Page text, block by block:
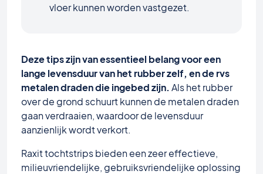
vloer kunnen worden vastgezet.
Deze tips zijn van essentieel belang voor een
lange levensduur van het rubber zelf, en de rvs
metalen draden die ingebed zijn. Als het rubber
over de grond schuurt kunnen de metalen draden
gaan verdraaien, waardoor de levensduur
aanzienlijk wordt verkort.
Raxit tochtstrips bieden een zeer effectieve,
milieuvriendelijke, gebruiksvriendelijke oplossing